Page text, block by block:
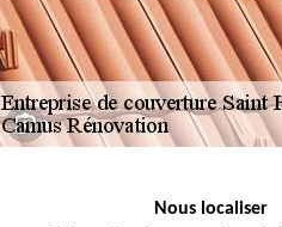
Nous localiser